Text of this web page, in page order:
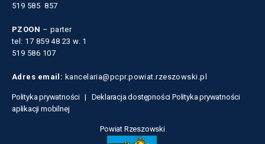
519 585 857
PZOON – parter
tel: 17 859 48 23 w. 1
519 586 107
Adres email: kancelaria@pcpr.powiat.rzeszowski.pl
Polityka prywatności | Deklaracja dostępności Polityka prywatności
aplikacji mobilnej
Powiat Rzeszowski